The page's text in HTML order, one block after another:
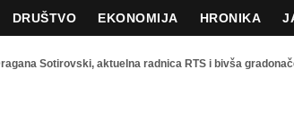
DRUŠTVO EKONOMIJA HRONIKA
Sotirovski, aktuelna radnica RTS i bivša